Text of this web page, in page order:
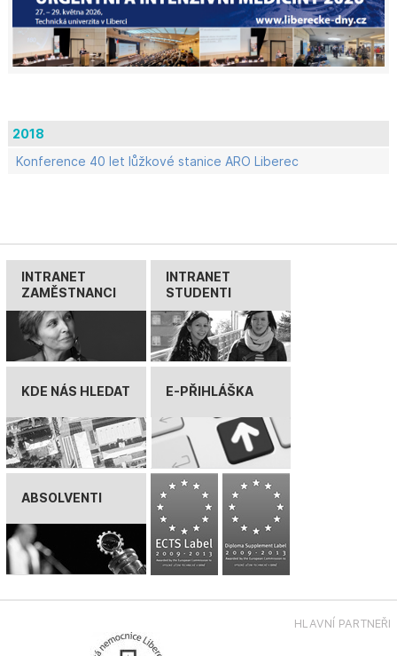
2018
Konference 40 let lůžkové stanice ARO Liberec
INTRANET
ZAMĚSTNANCI
INTRANET
STUDENTI
KDE NÁS HLEDAT E-PŘIHLÁŠKA
ABSOLVENTI
HLAVNÍ PARTNEŘI